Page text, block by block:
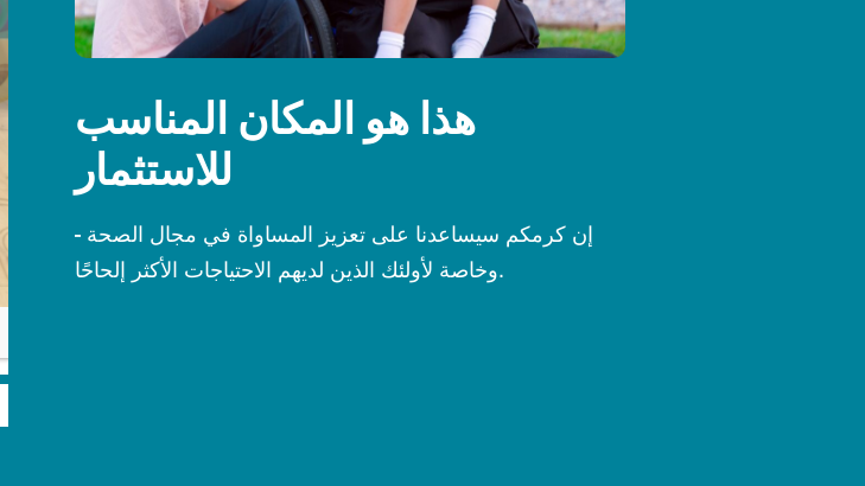
هذا هو المكان المناسب
للاستثمار
إن كرمكم سيساعدنا على تعزيز المساواة في مجال الصحة -
وخاصة لأولئك الذين لديهم الاحتياجات الأكثر إلحاحًا.